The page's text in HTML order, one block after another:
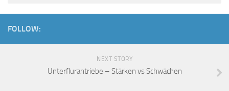
FOLLOW:
NEXT STORY
Unterflurantriebe – Stärken vs Schwächen